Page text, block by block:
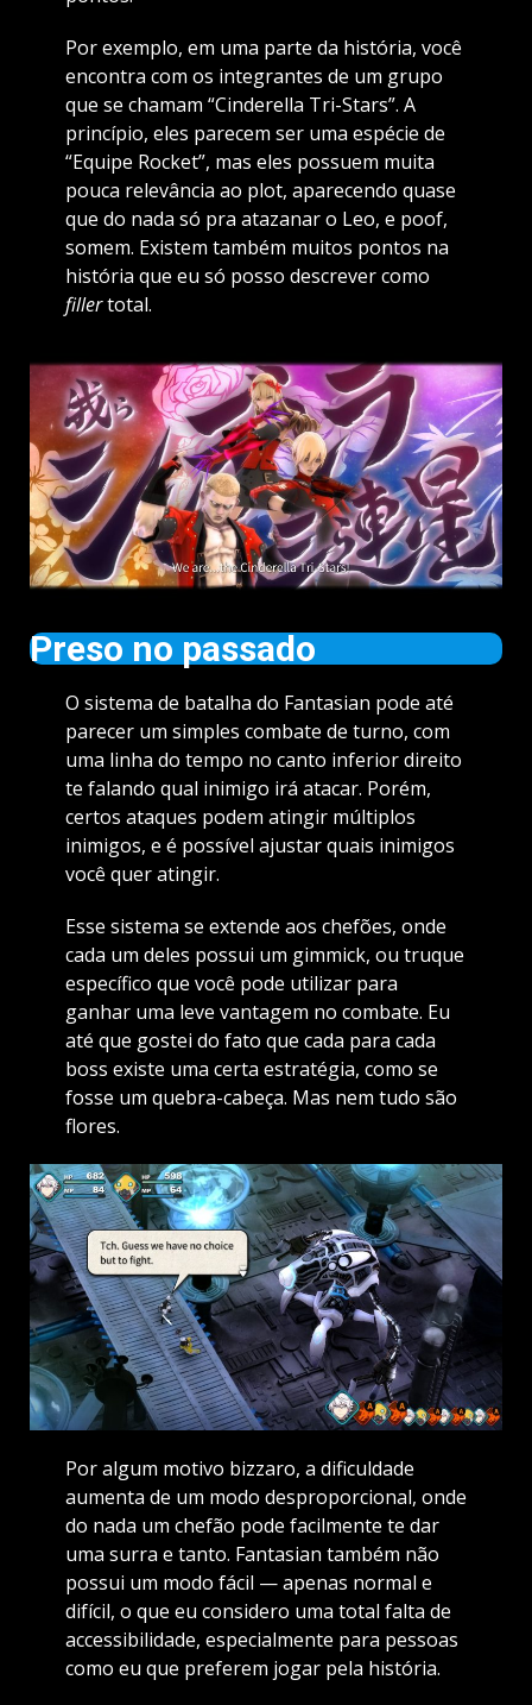
Por exemplo, em uma parte da história, você
encontra com os integrantes de um grupo
que se chamam “Cinderella Tri-Stars”. A
princípio, eles parecem ser uma espécie de
“Equipe Rocket”, mas eles possuem muita
pouca relevância ao plot, aparecendo quase
que do nada só pra atazanar o Leo, e poof,
somem. Existem também muitos pontos na
história que eu só posso descrever como
fillertotal.
Preso no passado
O sistema de batalha do Fantasian pode até
parecer um simples combate de turno, com
uma linha do tempo no canto inferior direito
te falando qual inimigo irá atacar. Porém,
certos ataques podem atingir múltiplos
inimigos, e é possível ajustar quais inimigos
você quer atingir.
Esse sistema se extende aos chefões, onde
cada um deles possui um gimmick, ou truque
específico que você pode utilizar para
ganhar uma leve vantagem no combate. Eu
até que gostei do fato que cada para cada
boss existe uma certa estratégia, como se
fosse um quebra-cabeça. Mas nem tudo são
flores.
Por algum motivo bizzaro, a dificuldade
aumenta de um modo desproporcional, onde
do nada um chefão pode facilmente te dar
uma surra e tanto. Fantasian também não
possui um modo fácil — apenas normal e
difícil, o que eu considero uma total falta de
accessibilidade, especialmente para pessoas
como eu que preferem jogar pela história.